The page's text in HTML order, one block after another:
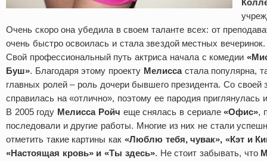
Очень скоро она убедила в своем таланте всех: от
очень быстро освоилась и стала звездой местных вечеринок.
Свой профессиональный путь актриса начала с комедии
Буш». Благодаря этому проекту Мелиссастала популярна,
главных ролей – роль дочери бывшего президента. Со своей
справилась на «отлично», поэтому ее пародия приглянулась
В 2005 году Мелисса Ройч еще снялась в сериале«Офис»,
последовали и другие работы. Многие из них не стали
отметить такие картины как «Люблю тебя, чувак», «Кэт и
«Настоящая кровь» и «Ты здесь». Не стоит забывать, что